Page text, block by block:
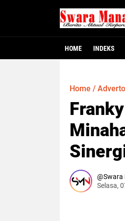
HOME INDEKS
Home /
Swara
Selasa,